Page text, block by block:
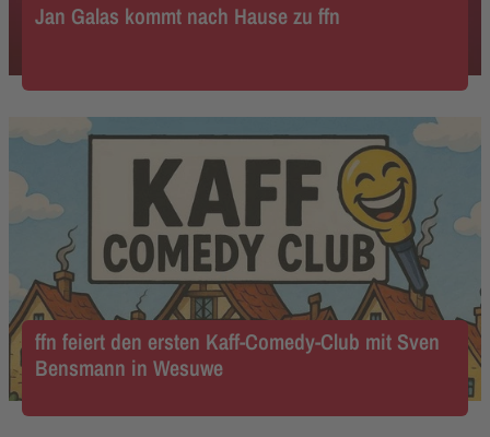
Jan Galas kommt nach Hause zu ffn
ffn feiert den ersten Kaff-Comedy-Club mit Sven
Bensmann in Wesuwe